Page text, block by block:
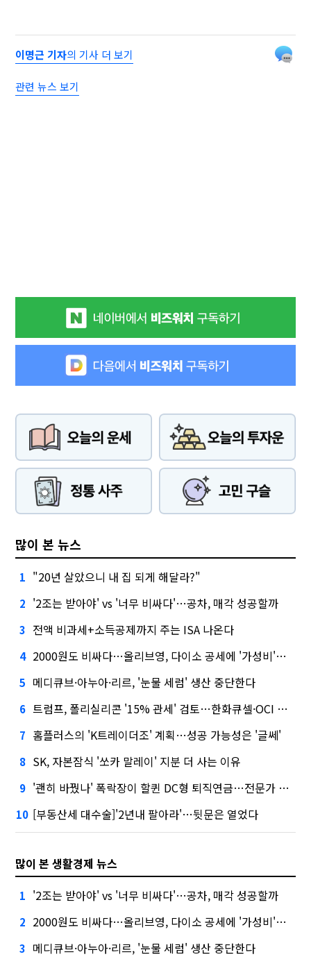
이명근 기자의 기사 더 보기
관련 뉴스 보기
많이 본 뉴스
1 "20년 살았으니 내 집 되게 해달라?"
2 '2조는 받아야' vs '너무 비싸다'…공차, 매각 성공할까
3 전액 비과세+소득공제까지 주는 ISA 나온다
4 2000원도 비싸다…올리브영, 다이소 공세에 '가성비'로 맞불
5 메디큐브·아누아·리르, '눈물 세럼' 생산 중단한다
6 트럼프, 폴리실리콘 '15% 관세' 검토…한화큐셀·OCI 영향은?
7 홈플러스의 'K트레이더조' 계획…성공 가능성은 '글쎄'
8 SK, 자본잠식 '쏘카 말레이' 지분 더 사는 이유
9 '괜히 바꿨나' 폭락장이 할퀸 DC형 퇴직연금…전문가 조언은
10 [부동산세 대수술]'2년내 팔아라'…뒷문은 열었다
많이 본 생활경제 뉴스
1 '2조는 받아야' vs '너무 비싸다'…공차, 매각 성공할까
2 2000원도 비싸다…올리브영, 다이소 공세에 '가성비'로 맞불
3 메디큐브·아누아·리르, '눈물 세럼' 생산 중단한다